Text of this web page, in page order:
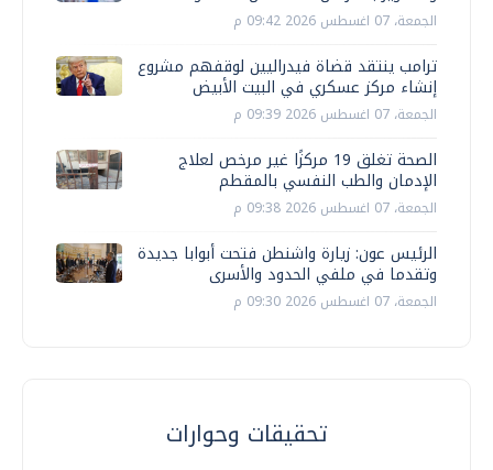
الجمعة، 07 اغسطس 2026 09:42 م
ترامب ينتقد قضاة فيدراليين لوقفهم مشروع
إنشاء مركز عسكري في البيت الأبيض
الجمعة، 07 اغسطس 2026 09:39 م
الصحة تغلق 19 مركزًا غير مرخص لعلاج
الإدمان والطب النفسي بالمقطم
الجمعة، 07 اغسطس 2026 09:38 م
الرئيس عون: زيارة واشنطن فتحت أبوابا جديدة
وتقدما في ملفي الحدود والأسرى
الجمعة، 07 اغسطس 2026 09:30 م
تحقيقات وحوارات